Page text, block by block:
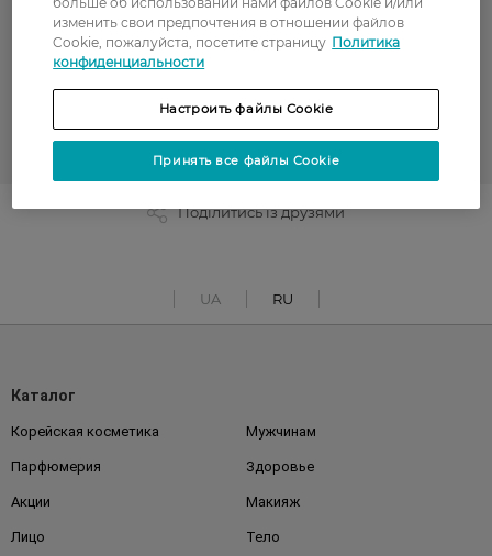
Тональные кремы
MAYBELLINE NY
Поділитись із друзями
UA RU
Каталог
Корейская косметика Мужчинам
Парфюмерия Здоровье
Акции Макияж
Лицо Тело
изменить свои предпочтения в отношении файлов
Cookie, пожалуйста, посетите страницу Политика
конфиденциальности
Настроить файлы Cookie
Принять все файлы Cookie